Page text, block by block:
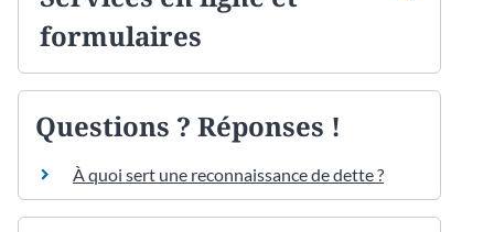
formulaires
Questions ? Réponses !
À quoi sert une reconnaissance de dette ?